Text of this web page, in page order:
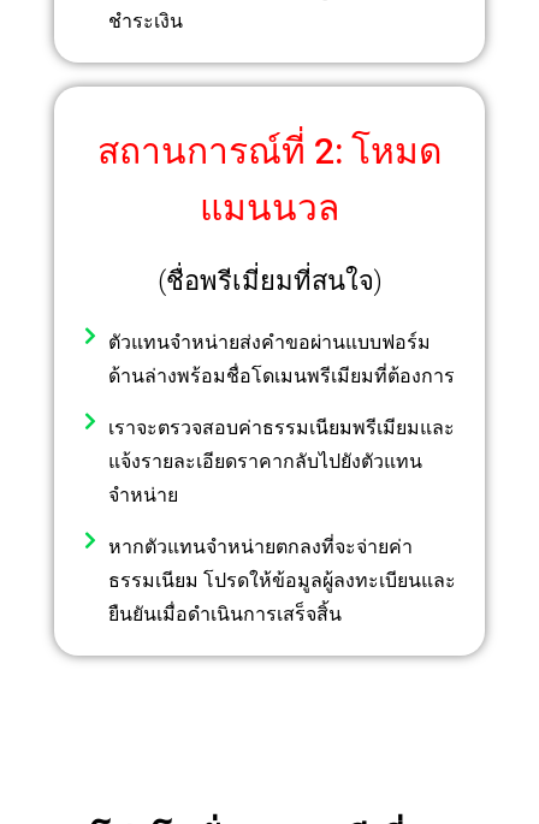
ชำระเงิน
สถานการณ์ที่ 2: โหมด
แมนนวล
(ชื่อพรีเมี่ยมที่สนใจ)
ตัวแทนจำหน่ายส่งคำขอผ่านแบบฟอร์ม
ด้านล่างพร้อมชื่อโดเมนพรีเมียมที่ต้องการ
เราจะตรวจสอบค่าธรรมเนียมพรีเมียมและ
แจ้งรายละเอียดราคากลับไปยังตัวแทน
จำหน่าย
หากตัวแทนจำหน่ายตกลงที่จะจ่ายค่า
ธรรมเนียม โปรดให้ข้อมูลผู้ลงทะเบียนและ
ยืนยันเมื่อดำเนินการเสร็จสิ้น